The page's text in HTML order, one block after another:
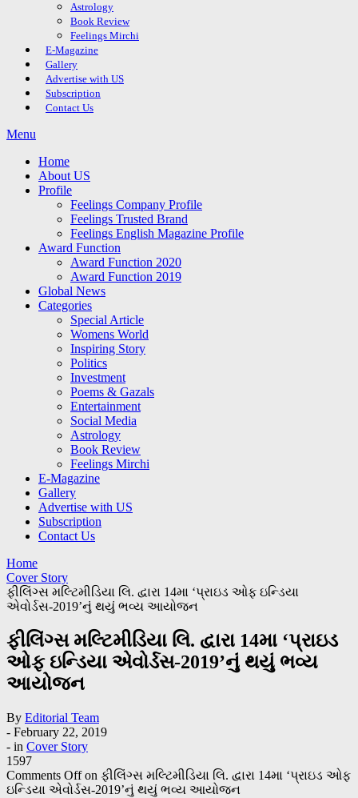
Astrology
Book Review
Feelings Mirchi
E-Magazine
Gallery
Advertise with US
Subscription
Contact Us
Menu
Home
About US
Profile
Feelings Company Profile
Feelings Trusted Brand
Feelings English Magazine Profile
Award Function
Award Function 2020
Award Function 2019
Global News
Categories
Special Article
Womens World
Inspiring Story
Politics
Investment
Poems & Gazals
Entertainment
Social Media
Astrology
Book Review
Feelings Mirchi
E-Magazine
Gallery
Advertise with US
Subscription
Contact Us
Home
Cover Story
ફીલિંગ્સ મલ્ટિમીડિયા લિ. દ્વારા 14મા ‘પ્રાઇડ ઓફ ઇન્ડિયા
એવોર્ડસ-2019’નું થયું ભવ્ય આયોજન
ફીલિંગ્સ મલ્ટિમીડિયા લિ. દ્વારા 14મા ‘પ્રાઇડ
ઓફ ઇન્ડિયા એવોર્ડસ-2019’નું થયું ભવ્ય
આયોજન
By Editorial Team
- February 22, 2019
- in Cover Story
1597
Comments Offon ફીલિંગ્સ મલ્ટિમીડિયા લિ. દ્વારા 14મા ‘પ્રાઇડ ઓફ
ઇન્ડિયા એવોર્ડસ-2019’નું થયું ભવ્ય આયોજન